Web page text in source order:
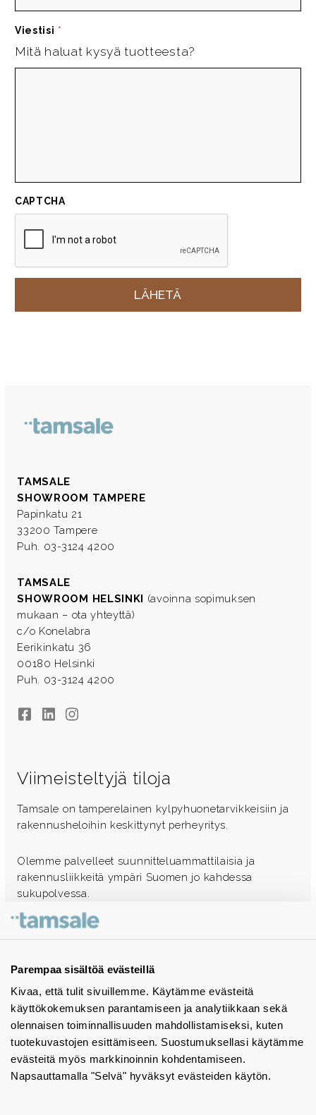
Parempaa sisältöä evästeillä
Kivaa, että tulit sivuillemme. Käytämme evästeitä
käyttökokemuksen parantamiseen ja analytiikkaan sekä
olennaisen toiminnallisuuden mahdollistamiseksi, kuten
tuotekuvastojen esittämiseen. Suostumuksellasi käytämme
evästeitä myös markkinoinnin kohdentamiseen.
Napsauttamalla "Selvä" hyväksyt evästeiden käytön.
Viestisi *
Mitä haluat kysyä tuotteesta?
CAPTCHA
TAMSALE
SHOWROOM TAMPERE
Papinkatu 21
33200 Tampere
Puh. 03-3124 4200
TAMSALE
SHOWROOM HELSINKI (avoinna sopimuksen
mukaan – ota yhteyttä)
c/o Konelabra
Eerikinkatu 36
00180 Helsinki
Puh. 03-3124 4200
FacebookLinkedInInstagram
Viimeisteltyjä tiloja
Tamsale on tamperelainen kylpyhuonetarvikkeisiin ja
rakennusheloihin keskittynyt perheyritys.
Olemme palvelleet suunnitteluammattilaisia ja
rakennusliikkeitä ympäri Suomen jo kahdessa
sukupolvessa.
Ota yhteyttä - autamme mielellämme
Tuotekuvastot
Instagram
BIM-objektit
Yhteystiedot
Tiedotteet